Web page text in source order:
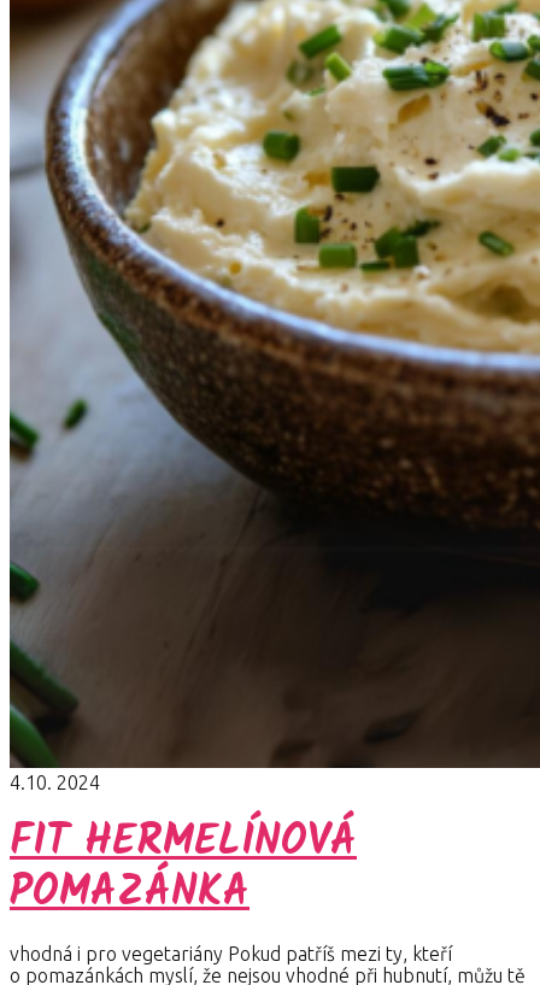
4.10. 2024
FIT HERMELÍNOVÁ
POMAZÁNKA
vhodná i pro vegetariány Pokud patříš mezi ty, kteří
o pomazánkách myslí, že nejsou vhodné při hubnutí, můžu tě